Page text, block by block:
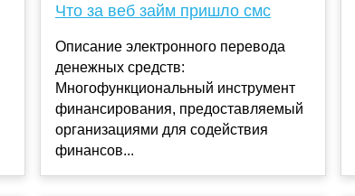
Что за веб займ пришло смс
Описание электронного перевода
денежных средств:
Многофункциональный инструмент
финансирования, предоставляемый
организациями для содействия
финансов...